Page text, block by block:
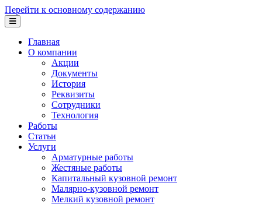
Перейти к основному содержанию
Главная
О компании
Акции
Документы
История
Реквизиты
Сотрудники
Технология
Работы
Статьи
Услуги
Арматурные работы
Жестяные работы
Капитальный кузовной ремонт
Малярно-кузовной ремонт
Мелкий кузовной ремонт